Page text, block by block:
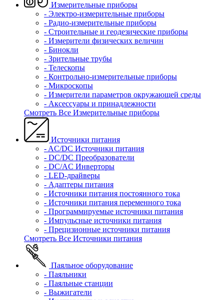
Измерительные приборы
- Электро-измерительные приборы
- Радио-измерительные приборы
- Строительные и геодезические приборы
- Измерители физических величин
- Бинокли
- Зрительные трубы
- Телескопы
- Контрольно-измерительные приборы
- Микроскопы
- Измерители параметров окружающей среды
- Аксессуары и принадлежности
Смотреть Все Измерительные приборы
Источники питания
- AC/DC Источники питания
- DC/DC Преобразователи
- DC/AC Инверторы
- LED-драйверы
- Адаптеры питания
- Источники питания постоянного тока
- Источники питания переменного тока
- Программируемые источники питания
- Импульсные источники питания
- Прецизионные источники питания
Смотреть Все Источники питания
Паяльное оборудование
- Паяльники
- Паяльные станции
- Выжигатели